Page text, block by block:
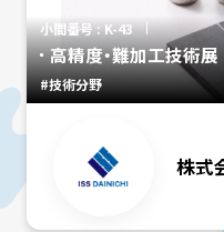
小間番号 : K-43
高精度・難加工技術展
#技術分野
株式